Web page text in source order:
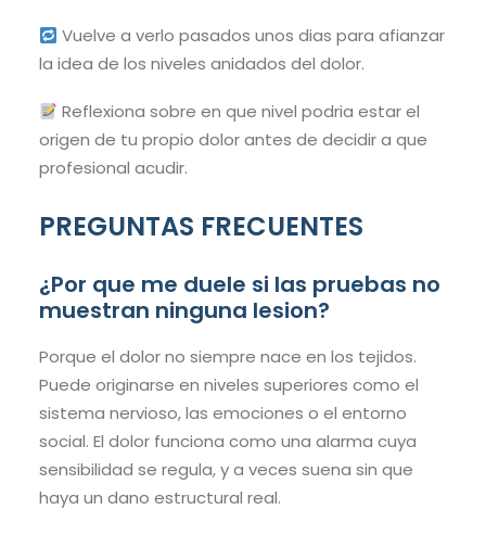
Vuelve a verlo pasados unos dias para afianzar
la idea de los niveles anidados del dolor.
Reflexiona sobre en que nivel podria estar el
origen de tu propio dolor antes de decidir a que
profesional acudir.
PREGUNTAS FRECUENTES
¿Por que me duele si las pruebas no
muestran ninguna lesion?
Porque el dolor no siempre nace en los tejidos.
Puede originarse en niveles superiores como el
sistema nervioso, las emociones o el entorno
social. El dolor funciona como una alarma cuya
sensibilidad se regula, y a veces suena sin que
haya un dano estructural real.